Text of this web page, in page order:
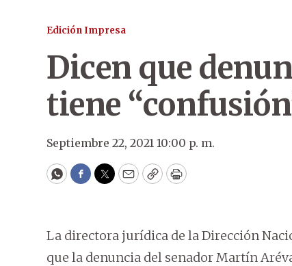
Edición Impresa
Dicen que
tiene
Septiembre 22, 2021 10:00 p. m.
WhatsApp
Facebook
Twitter
EmailCopyPrint
La directora jurídica de la Dirección
que la denuncia del senador Martín